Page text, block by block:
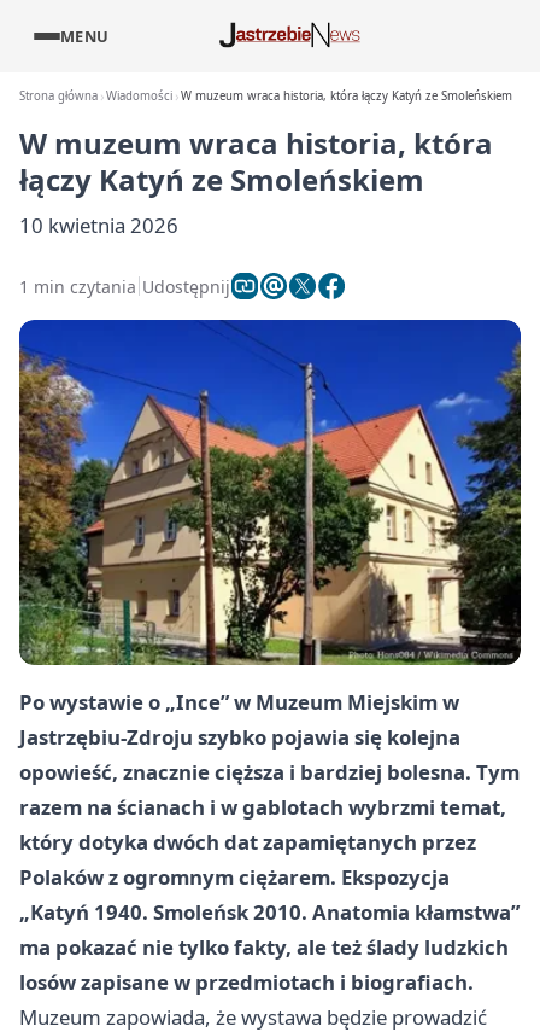
MENU
Strona główna Wiadomości W muzeum wraca historia, która łączy Katyń ze Smoleńskiem
W muzeum wraca historia, która
łączy Katyń ze Smoleńskiem
10 kwietnia 2026
1 min czytania Udostępnij
Po wystawie o „Ince” w Muzeum Miejskim w
Jastrzębiu-Zdroju szybko pojawia się kolejna
opowieść, znacznie cięższa i bardziej bolesna. Tym
razem na ścianach i w gablotach wybrzmi temat,
który dotyka dwóch dat zapamiętanych przez
Polaków z ogromnym ciężarem. Ekspozycja
„Katyń 1940. Smoleńsk 2010. Anatomia kłamstwa”
ma pokazać nie tylko fakty, ale też ślady ludzkich
losów zapisane w przedmiotach i biografiach.
Muzeum zapowiada, że wystawa będzie prowadzić